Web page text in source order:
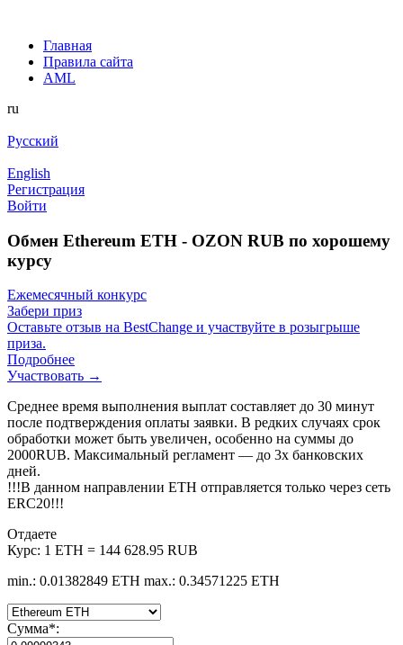
Главная
Правила сайта
AML
ru
Русский
English
Регистрация
Войти
Обмен Ethereum ETH - OZON RUB по хорошему
курсу
Ежемесячный конкурс
Забери приз
Оставьте отзыв на BestChange и участвуйте в розыгрыше
приза.
Подробнее
Участвовать →
Среднее время выполнения выплат составляет до 30 минут
после подтверждения оплаты заявки. В редких случаях срок
обработки может быть увеличен, особенно на суммы до
2000RUB. Максимальный регламент — до 3х банковских
дней.
!!!В данном направлении ETH отправляется только через сеть
ERC20!!!
Отдаете
Курс: 1 ETH = 144 628.95 RUB
min.: 0.01382849 ETH max.: 0.34571225 ETH
Сумма*: